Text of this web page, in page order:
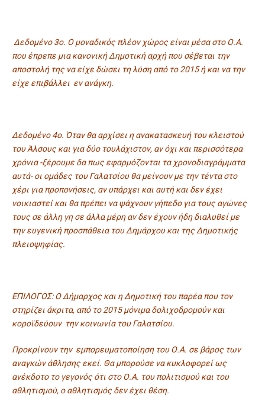
Δεδομένο 3ο. Ο μοναδικός πλέον χώρος είναι μέσα στο Ο.Α.
που έπρεπε μια κανονική Δημοτική αρχή που σέβεται την
αποστολή της να είχε δώσει τη λύση από το 2015 ή και να την
είχε επιβάλλει εν ανάγκη.
Δεδομένο 4ο. Όταν θα αρχίσει η ανακατασκευή του κλειστού
του Άλσους και για δύο τουλάχιστον, αν όχι και περισσότερα
χρόνια -ξέρουμε δα πως εφαρμόζονται τα χρονοδιαγράμματα
αυτά- οι ομάδες του Γαλατσίου θα μείνουν με την τέντα στο
χέρι για προπονήσεις, αν υπάρχει και αυτή και δεν έχει
νοικιαστεί και θα πρέπει να ψάχνουν γήπεδο για τους αγώνες
τους σε άλλη γη σε άλλα μέρη αν δεν έχουν ήδη διαλυθεί με
την ευγενική προσπάθεια του Δημάρχου και της Δημοτικής
πλειοψηφίας.
ΕΠΙΛΟΓΟΣ: Ο Δήμαρχος και η Δημοτική του παρέα που τον
στηρίζει άκριτα, από το 2015 μόνιμα δολιχοδρομούν και
κοροϊδεύουν την κοινωνία του Γαλατσίου.
Προκρίνουν την εμπορευματοποίηση του Ο.Α. σε βάρος των
αναγκών άθλησης εκεί. Θα μπορούσε να κυκλοφορεί ως
ανέκδοτο το γεγονός ότι στο Ο.Α. του πολιτισμού και του
αθλητισμού, ο αθλητισμός δεν έχει θέση.